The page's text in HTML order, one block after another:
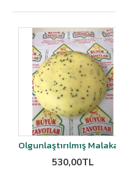
530,00TL